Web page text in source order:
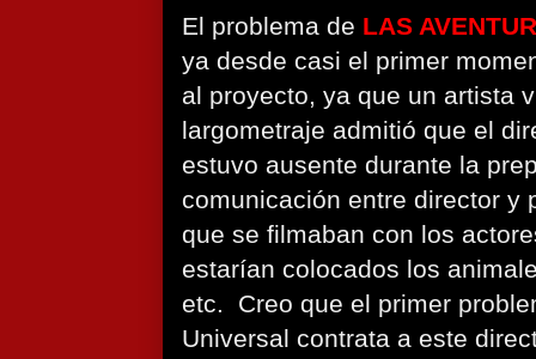
El problema de LAS
ya desde casi el primer
al proyecto, ya que un artista
largometraje admitió que el
estuvo ausente durante la
comunicación entre director y
que se filmaban con los
estarían colocados los
etc. Creo que el primer
Universal contrata a este